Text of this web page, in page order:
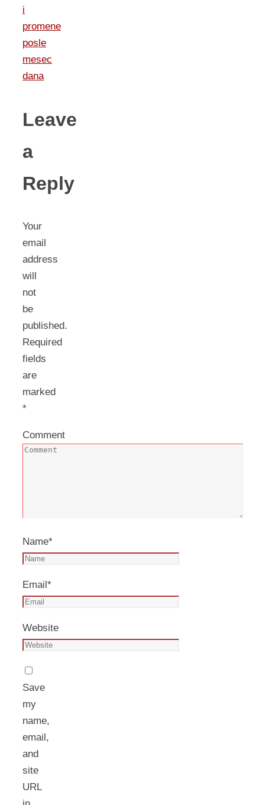
i
promene
posle
mesec
dana
Leave
a
Reply
Your
email
address
will
not
be
published.
Required
fields
are
marked
*
Comment
Name*
Email*
Website
Save
my
name,
email,
and
site
URL